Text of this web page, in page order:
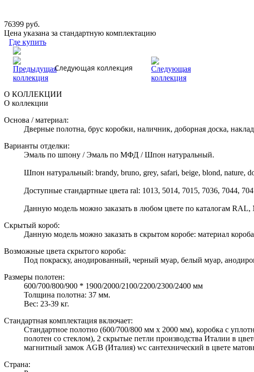
76399 руб.
Цена указана за стандартную комплектацию
Где купить
Следующая коллекция
О КОЛЛЕКЦИИ
О коллекции
Основа / материал:
Дверные полотна, брус коробки, наличник, доборная доска,
Варианты отделки:
Эмаль по шпону / Эмаль по МФД / Шпон натуральный.
Шпон натуральный: brandy, bruno, grey, safari, beige, blond, nature,
Доступные стандартные цвета ral: 1013, 5014, 7015, 7036, 7044,
Данную модель можно заказать в любом цвете по каталогам RAL,
Скрытый короб:
Данную модель можно заказать в скрытом коробе: материал
Возможные цвета скрытого короба:
Под покраску, анодированный, черный муар, белый муар,
Размеры полотен:
600/700/800/900 * 1900/2000/2100/2200/2300/2400 мм
Толщина полотна: 37 мм.
Вес: 23-39 кг.
Стандартная комплектация включает:
Стандартное полотно (600/700/800 мм х 2000 мм), коробка с
полотен со стеклом), 2 скрытые петли производства Италии в
магнитный замок AGB (Италия) wc сантехнический в цвете
Страна: